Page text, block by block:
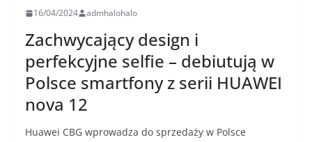
16/04/2024 admhalohalo
Zachwycający design i
perfekcyjne selfie – debiutują w
Polsce smartfony z serii HUAWEI
nova 12
Huawei CBG wprowadza do sprzedaży w Polsce